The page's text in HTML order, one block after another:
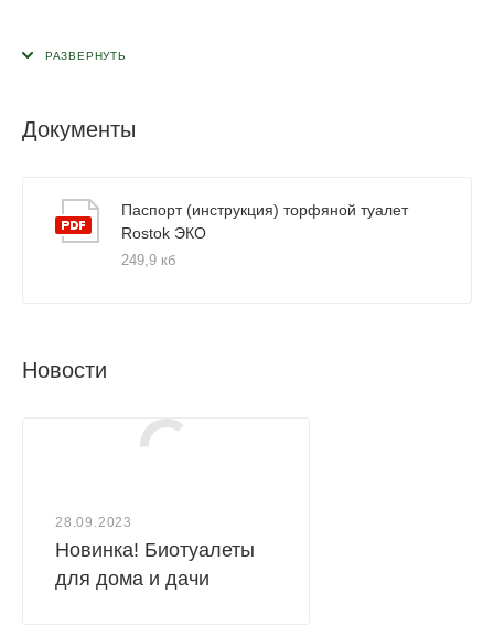
Документы
Паспорт (инструкция) торфяной туалет
Rostok ЭКО
249,9 кб
Новости
28.09.2023
Новинка! Биотуалеты
для дома и дачи